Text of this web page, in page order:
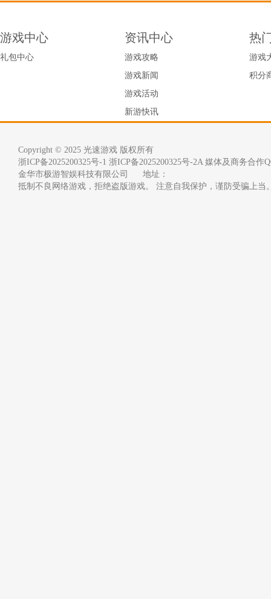
游戏中心
礼包中心
资讯中心
游戏攻略
游戏新闻
游戏活动
新游快讯
热
游戏
积分
Copyright © 2025 光速游戏 版权所有
浙ICP备2025200325号-1 浙ICP备2025200325号-2A 媒体及商务合作
金华市极游智娱科技有限公司      地址：
抵制不良网络游戏，拒绝盗版游戏。 注意自我保护，谨防受骗上